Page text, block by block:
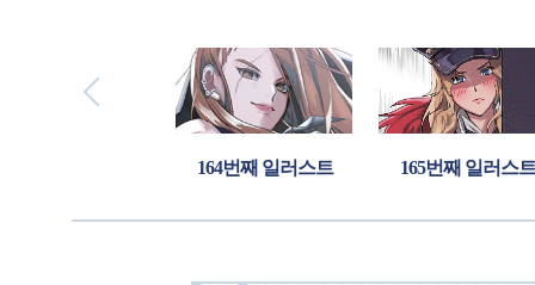
164번째 일러스트 165번째 일러스트